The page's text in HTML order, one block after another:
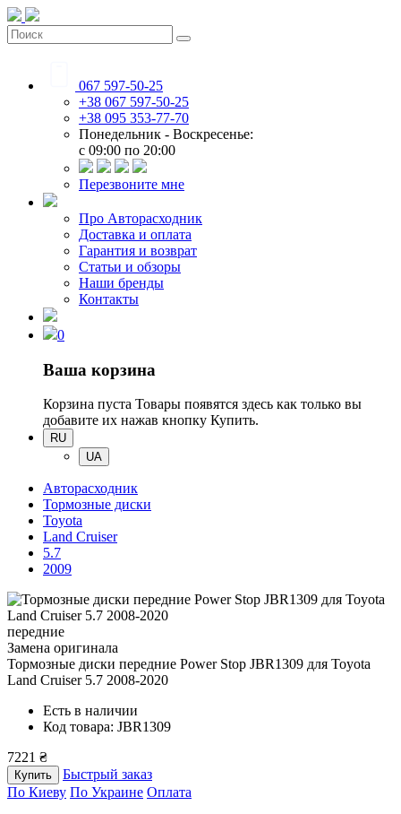
067 597-50-25
+38 067 597-50-25
+38 095 353-77-70
Понедельник - Воскресенье:
c 09:00 по 20:00
Перезвоните мне
Про Авторасходник
Доставка и оплата
Гарантия и возврат
Статьи и обзоры
Наши бренды
Контакты
0
Ваша корзина
Корзина пуста Товары появятся здесь как только вы
добавите их нажав кнопку Купить.
RU
UA
Авторасходник
Тормозные диски
Toyota
Land Cruiser
5.7
2009
передние
Замена оригинала
Тормозные диски передние Power Stop JBR1309 для Toyota
Land Cruiser 5.7 2008-2020
Есть в наличии
Код товара: JBR1309
7221 ₴
Купить
Быстрый заказ
По Киеву По Украине Оплата